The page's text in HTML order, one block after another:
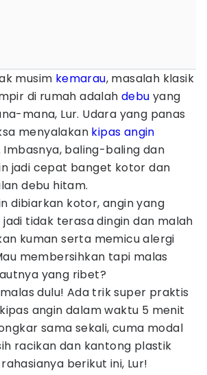
musim kemarau, masalah klasik
di rumah adalah debu yang
mana, Lur. Udara yang panas
menyalakan kipas angin
Imbasnya, baling-baling dan
jadi cepat banget kotor dan
debu hitam.
dibiarkan kotor, angin yang
tidak terasa dingin dan malah
kuman serta memicu alergi
membersihkan tapi malas
yang ribet?
dulu! Ada trik super praktis
angin dalam waktu 5 menit
sama sekali, cuma modal
racikan dan kantong plastik
berikut ini, Lur!